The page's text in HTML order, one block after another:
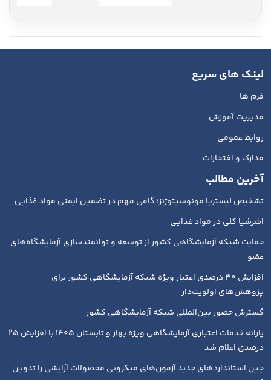
لینک های سریع
فرم ها
مدیریت آموزش
روابط عمومی
مدارک و افتخارات
آخرین مطالب
تشخیص لیستریا مونوسیتوژنز؛ گامی مهم در تضمین ایمنی مواد غذایی
اشرشیا کلی در مواد غذایی
حمایت شبکه آزمایشگاهی کشور از توسعه و توانمندسازی آزمایشگاه‌های
عضو
افزایش ۳۰ درصدی اعتبار ویژه شبکه آزمایشگاهی کشور برای
پژوهش‌های اولویت‌دار
گسترش حضور بین‌المللی شبکه آزمایشگاهی کشور
یارانه خدمات اعتباری آزمایشگاهی ویژه بهار و تابستان ۱۴۰۵ با افزایش ۲۵
درصدی اعلام شد
چین استانداردهای جدید آزمون‌های میکروبی محصولات آرایشی را تدوین